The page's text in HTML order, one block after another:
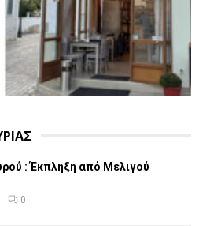
: Έκπληξη από Μελιγού
0